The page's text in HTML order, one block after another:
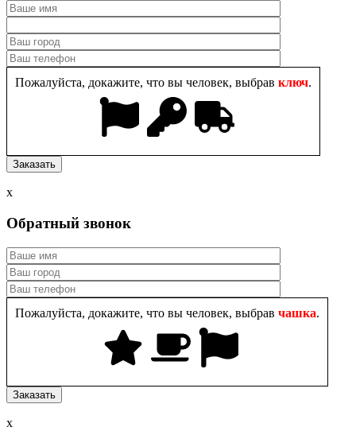
Пожалуйста, докажите, что вы человек, выбрав ключ.
x
Обратный звонок
Пожалуйста, докажите, что вы человек, выбрав чашка.
x